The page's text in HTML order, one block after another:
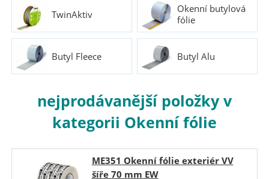
TwinAktiv
Okenní butylová
fólie
Butyl Fleece Butyl Alu
nejprodávanější položky v
kategorii Okenní fólie
ME351 Okenní fólie exteriér VV
šíře 70 mm EW